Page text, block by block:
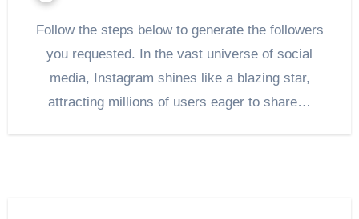
Follow the steps below to generate the followers
you requested. In the vast universe of social
media, Instagram shines like a blazing star,
attracting millions of users eager to share…